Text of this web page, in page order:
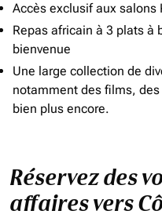
Accès exclusif aux salons
Repas africain à 3 plats à
bienvenue
Une large collection de
notamment des films,
bien plus encore.
Réservez des
affaires vers